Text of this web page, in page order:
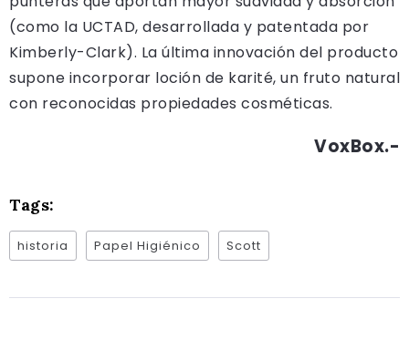
(como la UCTAD, desarrollada y patentada por
Kimberly-Clark). La última innovación del producto
supone incorporar loción de karité, un fruto natural
con reconocidas propiedades cosméticas.
VoxBox.-
Tags:
historia Papel Higiénico Scott